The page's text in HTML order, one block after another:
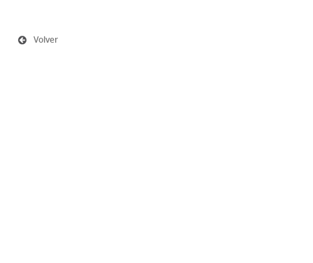
Volver